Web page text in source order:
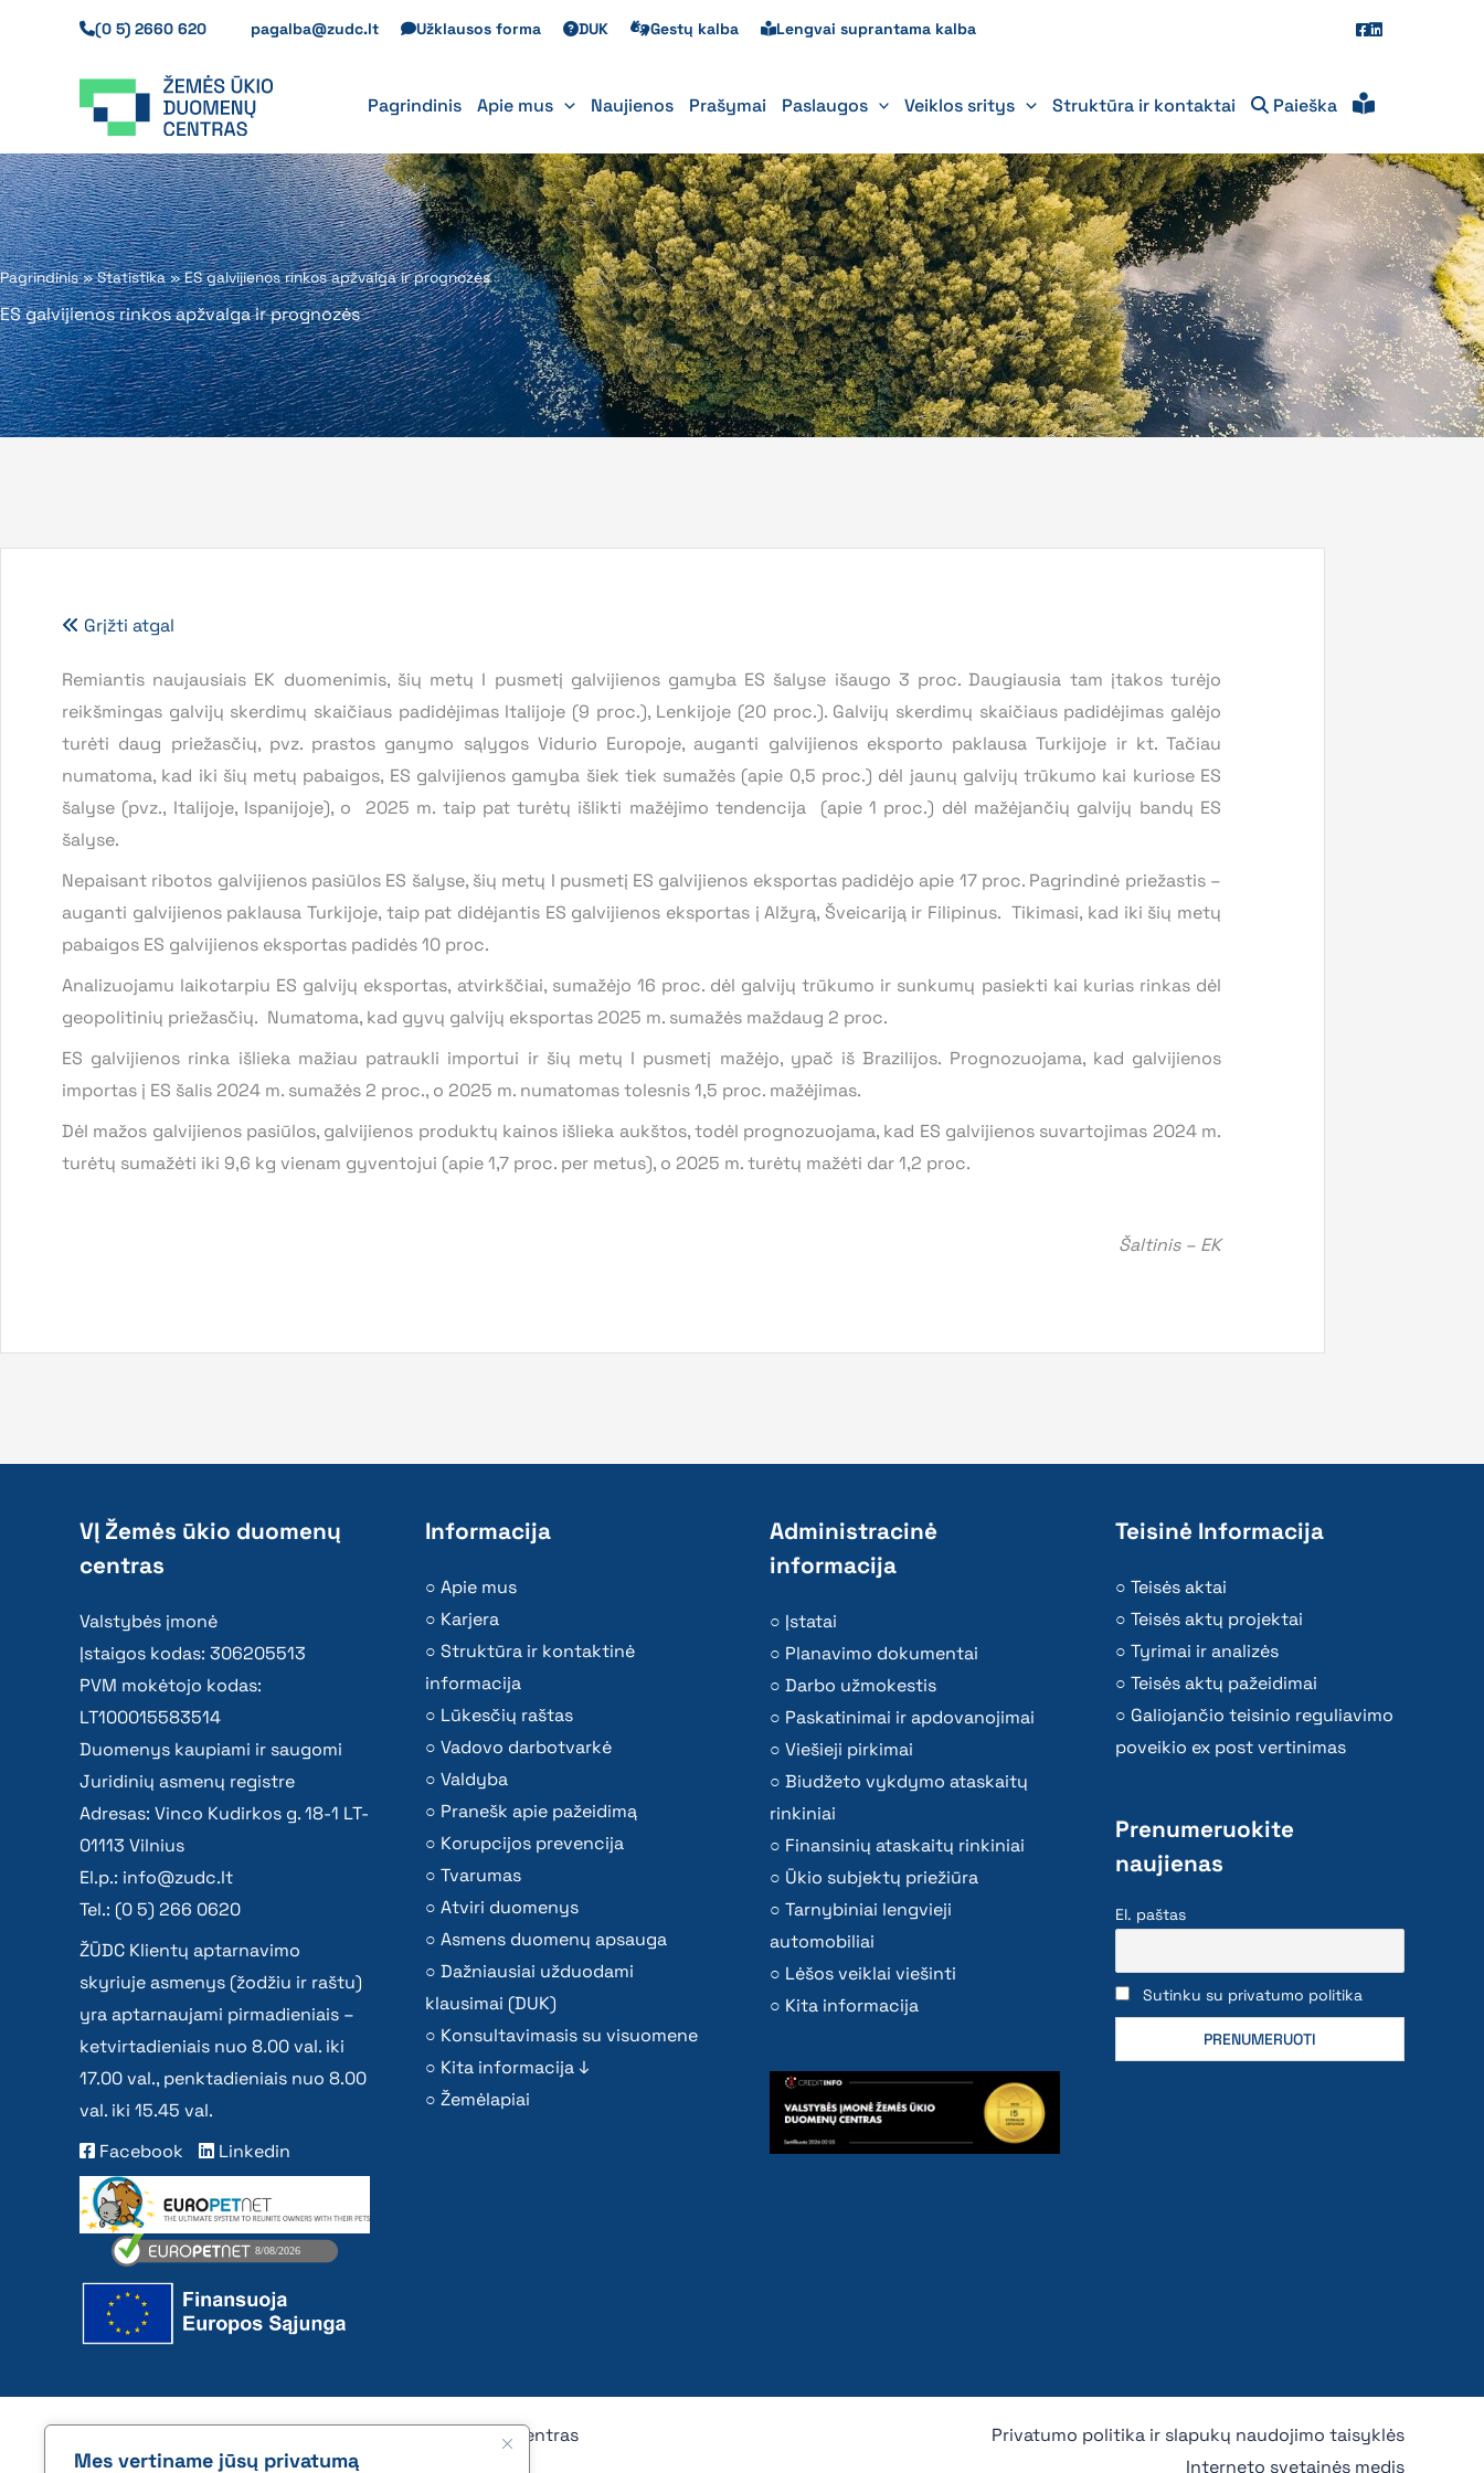
Mes vertiname jūsų privatumą
(0 5) 2660 620 pagalba@zudc.lt Užklausos forma DUK Gestų kalba Lengvai suprantama kalba
Pagrindinis Apie mus Naujienos Prašymai Paslaugos Veiklos sritys Struktūra ir kontaktai Paieška
Pagrindinis»Statistika»ES galvijienos rinkos apžvalga ir prognozės
ES galvijienos rinkos apžvalga ir prognozės
Grįžti atgal
Remiantis naujausiais EK duomenimis, šių metų I pusmetį galvijienos gamyba ES šalyse išaugo 3 proc. Daugiausia tam įtakos turėjo
reikšmingas galvijų skerdimų skaičiaus padidėjimas Italijoje (9 proc.), Lenkijoje (20 proc.). Galvijų skerdimų skaičiaus padidėjimas galėjo
turėti daug priežasčių, pvz. prastos ganymo sąlygos Vidurio Europoje, auganti galvijienos eksporto paklausa Turkijoje ir kt. Tačiau
numatoma, kad iki šių metų pabaigos, ES galvijienos gamyba šiek tiek sumažės (apie 0,5 proc.) dėl jaunų galvijų trūkumo kai kuriose ES
šalyse (pvz., Italijoje, Ispanijoje), o 2025 m. taip pat turėtų išlikti mažėjimo tendencija (apie 1 proc.) dėl mažėjančių galvijų bandų ES
šalyse.
Nepaisant ribotos galvijienos pasiūlos ES šalyse, šių metų I pusmetį ES galvijienos eksportas padidėjo apie 17 proc. Pagrindinė priežastis –
auganti galvijienos paklausa Turkijoje, taip pat didėjantis ES galvijienos eksportas į Alžyrą, Šveicariją ir Filipinus. Tikimasi, kad iki šių metų
pabaigos ES galvijienos eksportas padidės 10 proc.
Analizuojamu laikotarpiu ES galvijų eksportas, atvirkščiai, sumažėjo 16 proc. dėl galvijų trūkumo ir sunkumų pasiekti kai kurias rinkas dėl
geopolitinių priežasčių. Numatoma, kad gyvų galvijų eksportas 2025 m. sumažės maždaug 2 proc.
ES galvijienos rinka išlieka mažiau patraukli importui ir šių metų I pusmetį mažėjo, ypač iš Brazilijos. Prognozuojama, kad galvijienos
importas į ES šalis 2024 m. sumažės 2 proc., o 2025 m. numatomas tolesnis 1,5 proc. mažėjimas.
Dėl mažos galvijienos pasiūlos, galvijienos produktų kainos išlieka aukštos, todėl prognozuojama, kad ES galvijienos suvartojimas 2024 m.
turėtų sumažėti iki 9,6 kg vienam gyventojui (apie 1,7 proc. per metus), o 2025 m. turėtų mažėti dar 1,2 proc.
Šaltinis – EK
VĮ Žemės ūkio duomenų
centras
Valstybės įmonė
Įstaigos kodas: 306205513
PVM mokėtojo kodas:
LT100015583514
Duomenys kaupiami ir saugomi
Juridinių asmenų registre
Adresas: Vinco Kudirkos g. 18-1 LT-
01113 Vilnius
El.p.: info@zudc.lt
Tel.: (0 5) 266 0620
ŽŪDC Klientų aptarnavimo
skyriuje asmenys (žodžiu ir raštu)
yra aptarnaujami pirmadieniais –
ketvirtadieniais nuo 8.00 val. iki
17.00 val., penktadieniais nuo 8.00
val. iki 15.45 val.
Facebook
Linkedin
Informacija
Apie mus
Karjera
Struktūra ir kontaktinė
informacija
Lūkesčių raštas
Vadovo darbotvarkė
Valdyba
Pranešk apie pažeidimą
Korupcijos prevencija
Tvarumas
Atviri duomenys
Asmens duomenų apsauga
Dažniausiai užduodami
klausimai (DUK)
Konsultavimasis su visuomene
Kita informacija ↓
Žemėlapiai
Administracinė
informacija
Įstatai
Planavimo dokumentai
Darbo užmokestis
Paskatinimai ir apdovanojimai
Viešieji pirkimai
Biudžeto vykdymo ataskaitų
rinkiniai
Finansinių ataskaitų rinkiniai
Ūkio subjektų priežiūra
Tarnybiniai lengvieji
automobiliai
Lėšos veiklai viešinti
Kita informacija
Teisinė Informacija
Teisės aktai
Teisės aktų projektai
Tyrimai ir analizės
Teisės aktų pažeidimai
Galiojančio teisinio reguliavimo
poveikio ex post vertinimas
Prenumeruokite
naujienas
El. paštas
Sutinku su privatumo politika
2026 © All rights reserved | VĮ Žemės ūkio duomenų centras
Privatumo politika ir slapukų naudojimo taisyklės
Interneto svetainės medis